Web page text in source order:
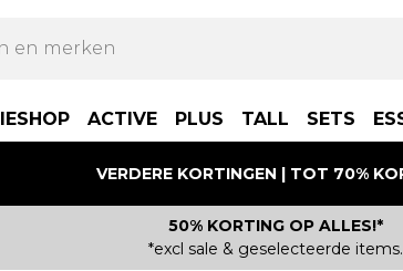
ACTIVE PLUS TALL SETS
VERDERE KORTINGEN | TOT 70%
50% KORTING OP ALLES!*
*excl sale & geselecteerde items.